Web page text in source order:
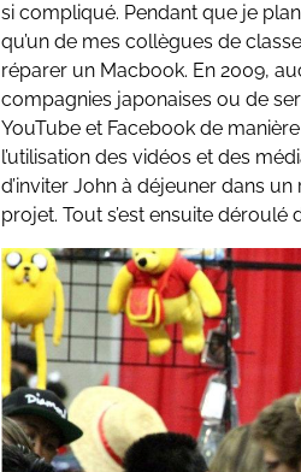
si compliqué. Pendant que je
qu’un de mes collègues de
réparer un Macbook. En 2009,
compagnies japonaises ou de
YouTube et Facebook de
l’utilisation des vidéos et des
d’inviter John à déjeuner dans
projet. Tout s’est ensuite déroulé